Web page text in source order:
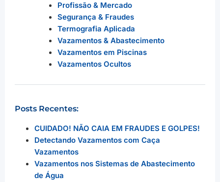
Profissão & Mercado
Segurança & Fraudes
Termografia Aplicada
Vazamentos & Abastecimento
Vazamentos em Piscinas
Vazamentos Ocultos
Posts Recentes:
CUIDADO! NÃO CAIA EM FRAUDES E GOLPES!
Detectando Vazamentos com Caça
Vazamentos
Vazamentos nos Sistemas de Abastecimento
de Água